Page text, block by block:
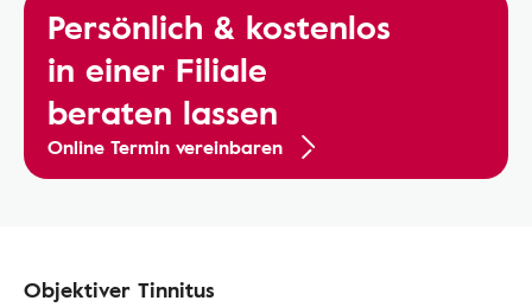
Persönlich & kostenlos
in einer Filiale
beraten lassen
Online Termin vereinbaren
Objektiver Tinnitus